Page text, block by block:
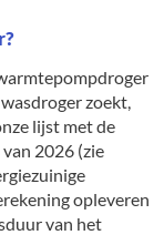
zoekt,
lijst met de
2026 (zie
opleveren
van het